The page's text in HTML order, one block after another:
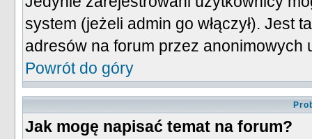
system (jeżeli admin go włączył). Jest
adresów na forum przez anonimowych
Powrót do góry
Jak mogę napisać temat na forum?